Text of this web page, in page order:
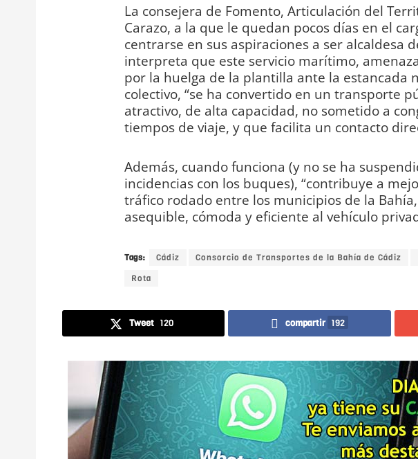
La consejera de Fomento, Articulación del
Carazo, a la que le quedan pocos días en el
centrarse en sus aspiraciones a ser alcaldesa
interpreta que este servicio marítimo,
por la huelga de la plantilla ante la estancada
colectivo, “se ha convertido en un transporte
atractivo, de alta capacidad, no sometido a
tiempos de viaje, y que facilita un contacto
Además, cuando funciona (y no se ha
incidencias con los buques), “contribuye a
tráfico rodado entre los municipios de la
asequible, cómoda y eficiente al vehículo
Tags: Cádiz Consorcio de Transportes de la Bahía de Cádiz
Rota
Tweet 120 compartir 192